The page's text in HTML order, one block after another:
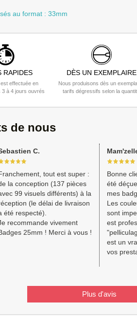
au format : 33mm
RAPIDES
effectuée en
3 à 4 jours ouvrés
DÈS UN EXEMPLAIRE
Nous produisons dès un
tarifs dégressifs selon la
de nous
C.
tout est super :
la conception (137 pièces
99 visuels différents) à la
(le délai de livraison
été respecté).
recommande vivement
25mm ! Merci à vous !
Bonne
été
mes
Les
sont
est
est un
vos
Plus d'avis